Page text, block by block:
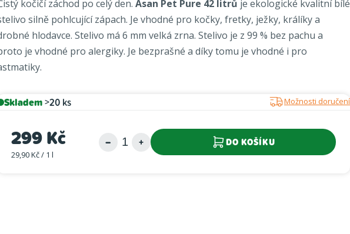
kočičí záchod po celý den. Asan Pet Pure 42 litrů je ekologické kvalitní bílé
silně pohlcující zápach. Je vhodné pro kočky, fretky, ježky, králíky a
hlodavce. Stelivo má 6 mm velká zrna. Stelivo je z 99 % bez pachu a
je vhodné pro alergiky. Je bezprašné a díky tomu je vhodné i pro
Skladem>20 ks Možnosti doručení
299 Kč
Měrná cena:
29,90 Kč / 1 l
DO KOŠÍKU